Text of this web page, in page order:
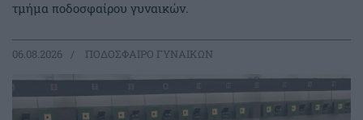
τμήμα ποδοσφαίρου γυναικών.
06.08.2026 ΠΟΔΟΣΦΑΙΡΟ ΓΥΝΑΙΚΩΝ